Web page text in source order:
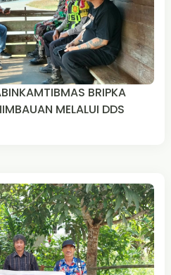
BRIPKA
MELALUI DDS